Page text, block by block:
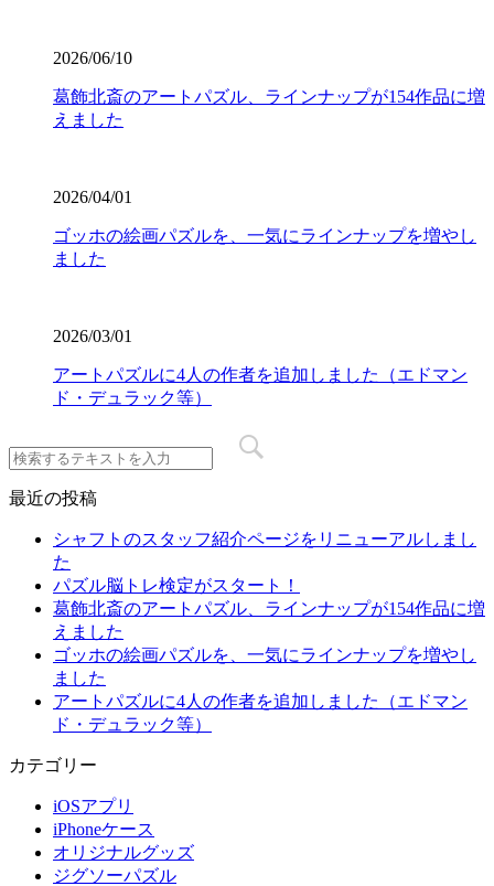
2026/06/10
葛飾北斎のアートパズル、ラインナップが154作品に増
えました
2026/04/01
ゴッホの絵画パズルを、一気にラインナップを増やし
ました
2026/03/01
アートパズルに4人の作者を追加しました（エドマン
ド・デュラック等）
最近の投稿
シャフトのスタッフ紹介ページをリニューアルしまし
た
パズル脳トレ検定がスタート！
葛飾北斎のアートパズル、ラインナップが154作品に増
えました
ゴッホの絵画パズルを、一気にラインナップを増やし
ました
アートパズルに4人の作者を追加しました（エドマン
ド・デュラック等）
カテゴリー
iOSアプリ
iPhoneケース
オリジナルグッズ
ジグソーパズル